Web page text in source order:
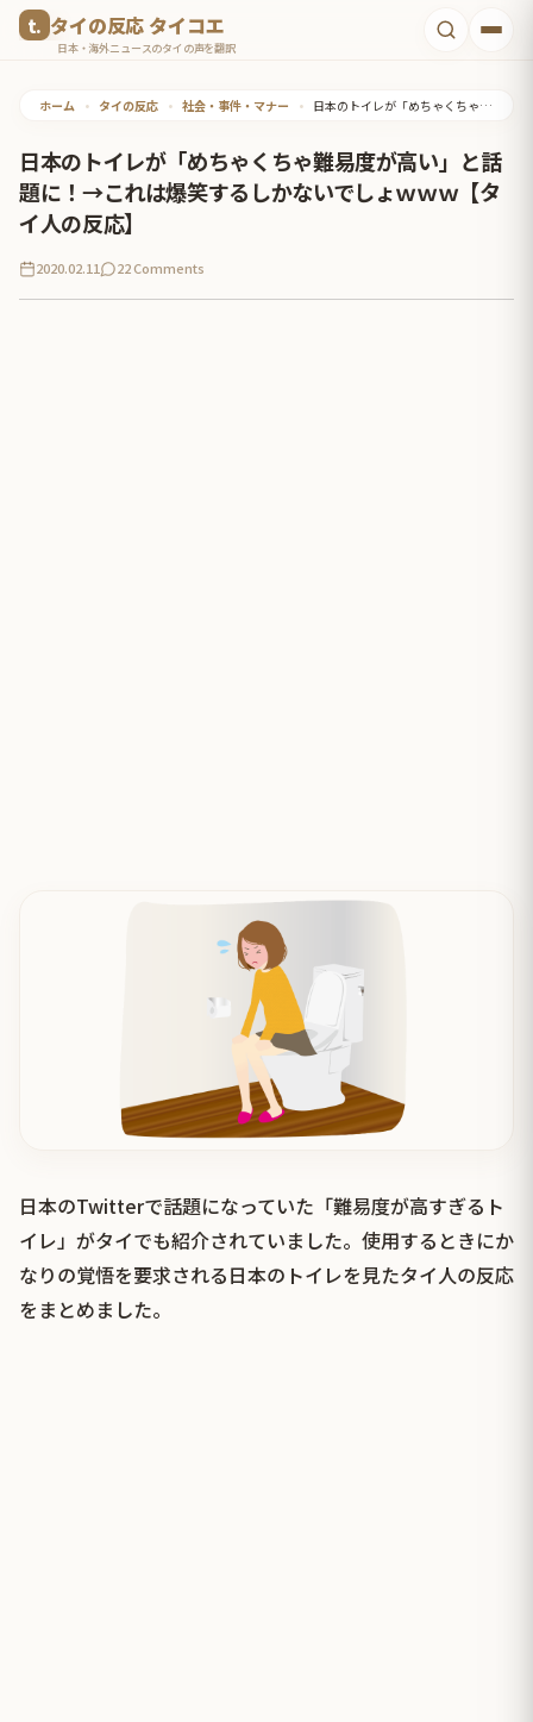
タイの反応 タイコエ
日本・海外ニュースのタイの声を翻訳
ホーム • タイの反応 • 社会・事件・マナー • 日本のトイレが「めちゃくちゃ難易度が高い」と話題に！→これは爆笑するしかないでしょｗｗｗ【タイ人の反応】
日本のトイレが「めちゃくちゃ難易度が高い」と話
題に！→これは爆笑するしかないでしょｗｗｗ【タ
イ人の反応】
2020.02.11 22 Comments
日本のTwitterで話題になっていた「難易度が高すぎるト
イレ」がタイでも紹介されていました。使用するときにか
なりの覚悟を要求される日本のトイレを見たタイ人の反応
をまとめました。